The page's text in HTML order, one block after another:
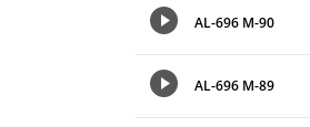
AL-696 M-90
AL-696 M-89